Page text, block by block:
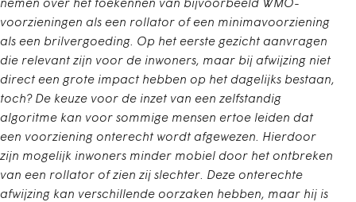
nemen over het toekennen van bijvoorbeeld WMO-
voorzieningen als een rollator of een minimavoorziening
als een brilvergoeding. Op het eerste gezicht aanvragen
die relevant zijn voor de inwoners, maar bij afwijzing niet
direct een grote impact hebben op het dagelijks bestaan,
toch? De keuze voor de inzet van een zelfstandig
algoritme kan voor sommige mensen ertoe leiden dat
een voorziening onterecht wordt afgewezen. Hierdoor
zijn mogelijk inwoners minder mobiel door het ontbreken
van een rollator of zien zij slechter. Deze onterechte
afwijzing kan verschillende oorzaken hebben, maar hij is